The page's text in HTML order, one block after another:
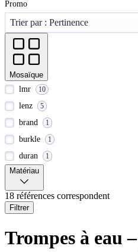
Promo
Mosaïque
lmr
10
lenz 5
brand 1
burkle 1
duran 1
Matériau
18 références correspondent
Filtrer
Trompes à eau –